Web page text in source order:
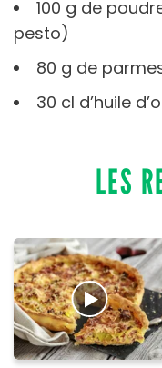
100 g de
pesto)
80 g de
30 cl d’huile
LES